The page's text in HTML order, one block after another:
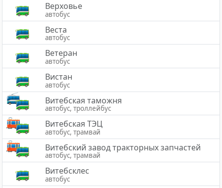
Верховье
автобус
Веста
автобус
Ветеран
автобус
Вистан
автобус
Витебская таможня
автобус, троллейбус
Витебская ТЭЦ
автобус, трамвай
Витебский завод тракторных запчастей
автобус, трамвай
Витебсклес
автобус